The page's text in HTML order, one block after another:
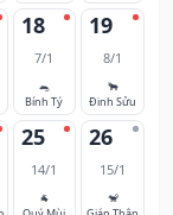
18
7/1
🐀
Bính Tý
19
8/1
🐂
Đinh Sửu
25
14/1
🐐
26
15/1
🐒